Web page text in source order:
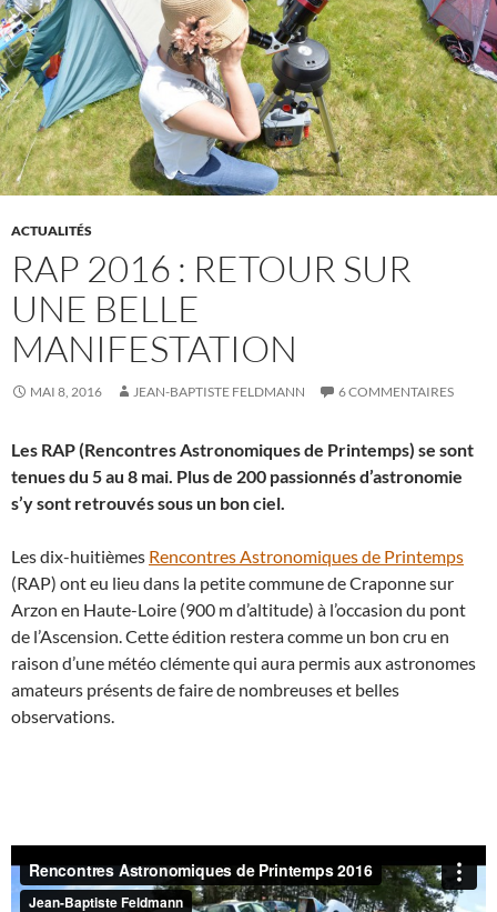
ACTUALITÉS
RAP 2016 : RETOUR SUR
UNE BELLE
MANIFESTATION
MAI 8, 2016 JEAN-BAPTISTE FELDMANN 6 COMMENTAIRES
Les RAP (Rencontres Astronomiques de Printemps) se sont
tenues du 5 au 8 mai. Plus de 200 passionnés d’astronomie
s’y sont retrouvés sous un bon ciel.
Les dix-huitièmes Rencontres Astronomiques de Printemps
(RAP) ont eu lieu dans la petite commune de Craponne sur
Arzon en Haute-Loire (900 m d’altitude) à l’occasion du pont
de l’Ascension. Cette édition restera comme un bon cru en
raison d’une météo clémente qui aura permis aux astronomes
amateurs présents de faire de nombreuses et belles
observations.